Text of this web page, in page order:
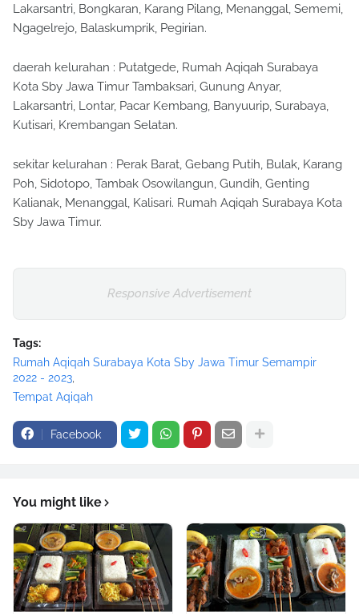
Lakarsantri, Bongkaran, Karang Pilang, Menanggal, Sememi,
Ngagelrejo, Balaskumprik, Pegirian.
daerah kelurahan : Putatgede, Rumah Aqiqah Surabaya
Kota Sby Jawa Timur Tambaksari, Gunung Anyar,
Lakarsantri, Lontar, Pacar Kembang, Banyuurip, Surabaya,
Kutisari, Krembangan Selatan.
sekitar kelurahan : Perak Barat, Gebang Putih, Bulak, Karang
Poh, Sidotopo, Tambak Osowilangun, Gundih, Genting
Kalianak, Menanggal, Kalisari. Rumah Aqiqah Surabaya Kota
Sby Jawa Timur.
Responsive Advertisement
Tags:
Rumah Aqiqah Surabaya Kota Sby Jawa Timur Semampir
2022 - 2023
Tempat Aqiqah
Facebook
You might like